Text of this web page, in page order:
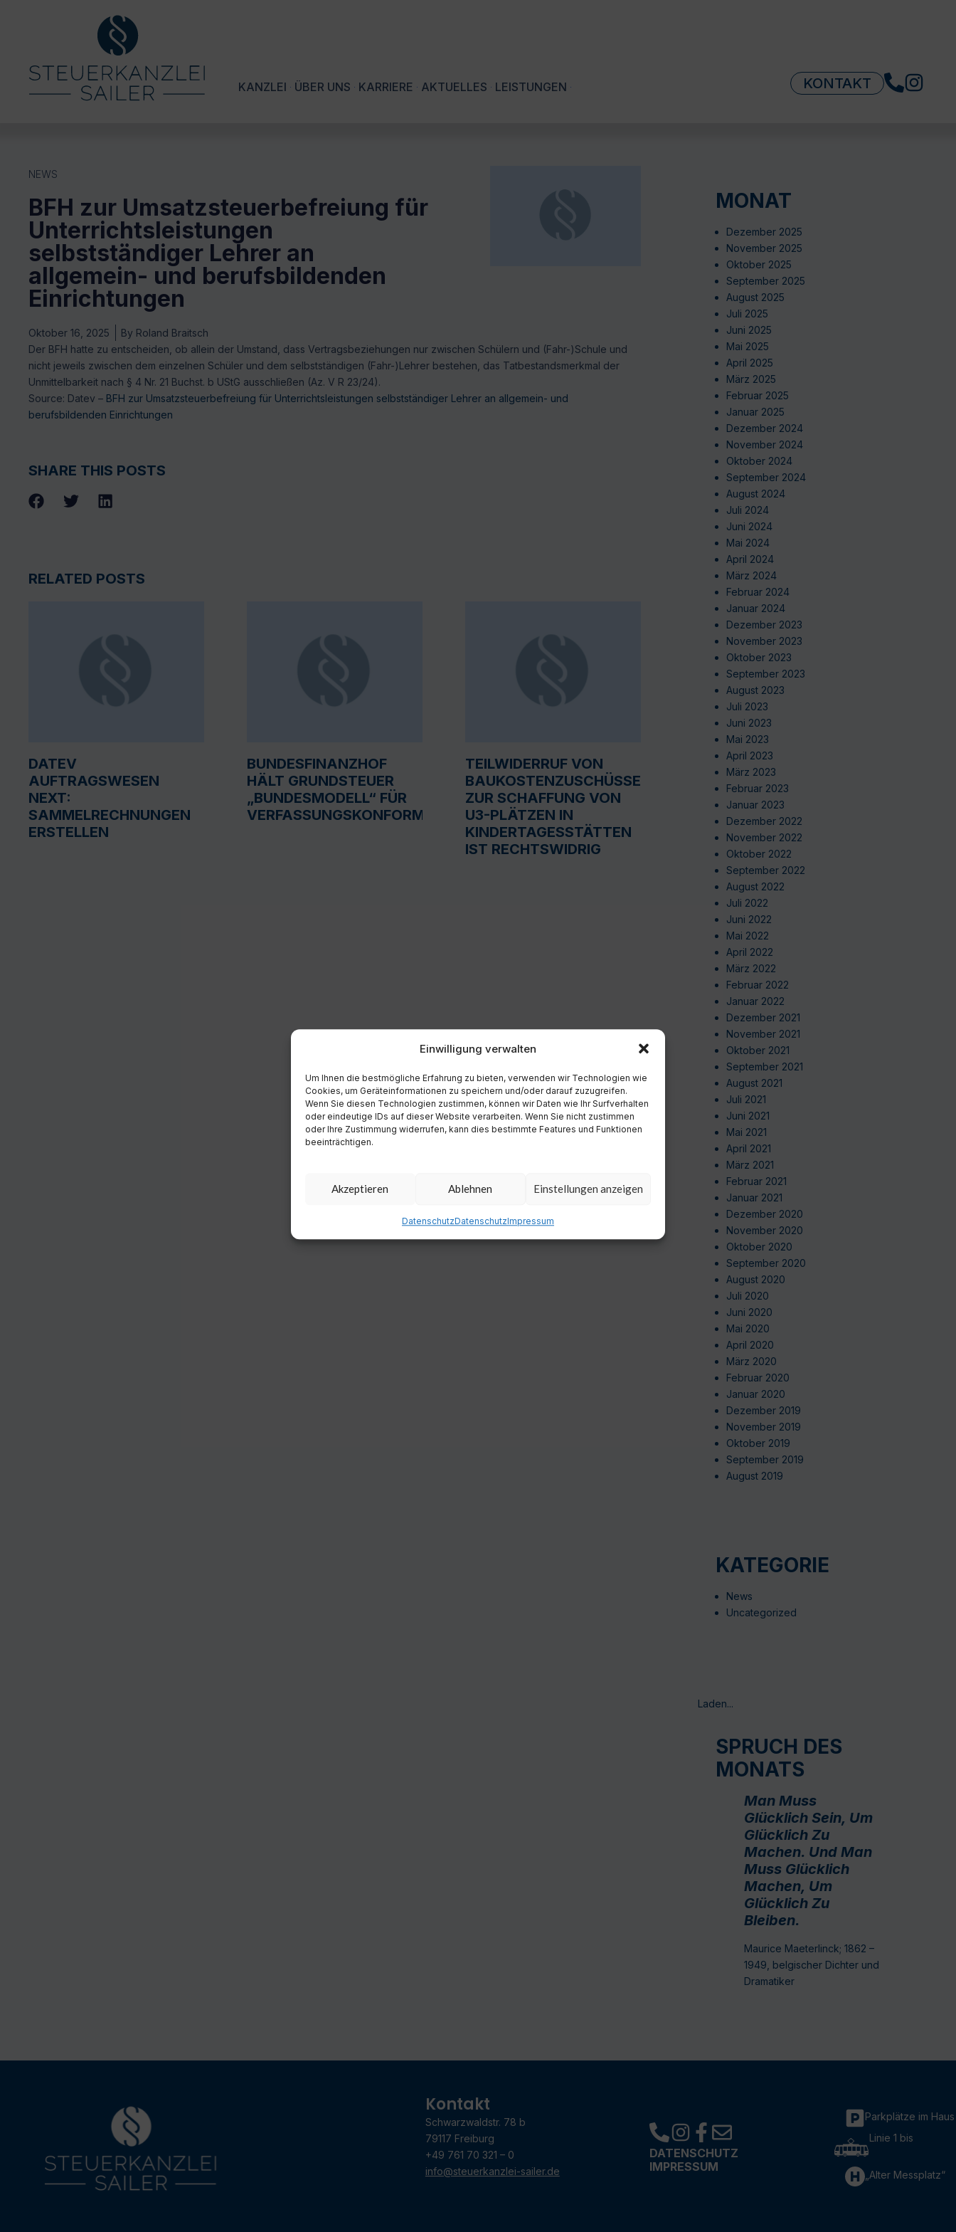
Einwilligung verwalten
Um Ihnen die bestmögliche Erfahrung zu bieten, verwenden wir Technologien wie
Cookies, um Geräteinformationen zu speichern und/oder darauf zuzugreifen.
Wenn Sie diesen Technologien zustimmen, können wir Daten wie Ihr Surfverhalten
oder eindeutige IDs auf dieser Website verarbeiten. Wenn Sie nicht zustimmen
oder Ihre Zustimmung widerrufen, kann dies bestimmte Features und Funktionen
beeinträchtigen.
Akzeptieren Ablehnen Einstellungen anzeigen
DatenschutzDatenschutzImpressum
KANZLEI ÜBER UNS KARRIERE AKTUELLES LEISTUNGEN KONTAKT
NEWS
BFH zur Umsatzsteuerbefreiung für
Unterrichtsleistungen
selbstständiger Lehrer an
allgemein- und berufsbildenden
Einrichtungen
Oktober 16, 2025 By Roland Braitsch
Der BFH hatte zu entscheiden, ob allein der Umstand, dass Vertragsbeziehungen nur zwischen Schülern und (Fahr-)Schule und
nicht jeweils zwischen dem einzelnen Schüler und dem selbstständigen (Fahr-)Lehrer bestehen, das Tatbestandsmerkmal der
Unmittelbarkeit nach § 4 Nr. 21 Buchst. b UStG ausschließen (Az. V R 23/24).
Source: Datev – BFH zur Umsatzsteuerbefreiung für Unterrichtsleistungen selbstständiger Lehrer an allgemein- und
berufsbildenden Einrichtungen
SHARE THIS POSTS
RELATED POSTS
DATEV
AUFTRAGSWESEN
NEXT:
SAMMELRECHNUNGEN
ERSTELLEN
BUNDESFINANZHOF
HÄLT GRUNDSTEUER
„BUNDESMODELL“ FÜR
VERFASSUNGSKONFORM
TEILWIDERRUF VON
BAUKOSTENZUSCHÜSSEN
ZUR SCHAFFUNG VON
U3-PLÄTZEN IN
KINDERTAGESSTÄTTEN
IST RECHTSWIDRIG
MONAT
Dezember 2025
November 2025
Oktober 2025
September 2025
August 2025
Juli 2025
Juni 2025
Mai 2025
April 2025
März 2025
Februar 2025
Januar 2025
Dezember 2024
November 2024
Oktober 2024
September 2024
August 2024
Juli 2024
Juni 2024
Mai 2024
April 2024
März 2024
Februar 2024
Januar 2024
Dezember 2023
November 2023
Oktober 2023
September 2023
August 2023
Juli 2023
Juni 2023
Mai 2023
April 2023
März 2023
Februar 2023
Januar 2023
Dezember 2022
November 2022
Oktober 2022
September 2022
August 2022
Juli 2022
Juni 2022
Mai 2022
April 2022
März 2022
Februar 2022
Januar 2022
Dezember 2021
November 2021
Oktober 2021
September 2021
August 2021
Juli 2021
Juni 2021
Mai 2021
April 2021
März 2021
Februar 2021
Januar 2021
Dezember 2020
November 2020
Oktober 2020
September 2020
August 2020
Juli 2020
Juni 2020
Mai 2020
April 2020
März 2020
Februar 2020
Januar 2020
Dezember 2019
November 2019
Oktober 2019
September 2019
August 2019
KATEGORIE
News
Uncategorized
Laden...
SPRUCH DES
MONATS
Man Muss
Glücklich Sein, Um
Glücklich Zu
Machen. Und Man
Muss Glücklich
Machen, Um
Glücklich Zu
Bleiben.
Maurice Maeterlinck; 1862 –
1949, belgischer Dichter und
Dramatiker
Kontakt
Schwarzwaldstr. 78 b
79117 Freiburg
+49 761 70 321 – 0
info@steuerkanzlei-sailer.de
DATENSCHUTZ
IMPRESSUM
Parkplätze im Haus
Linie 1 bis
„Alter Messplatz“